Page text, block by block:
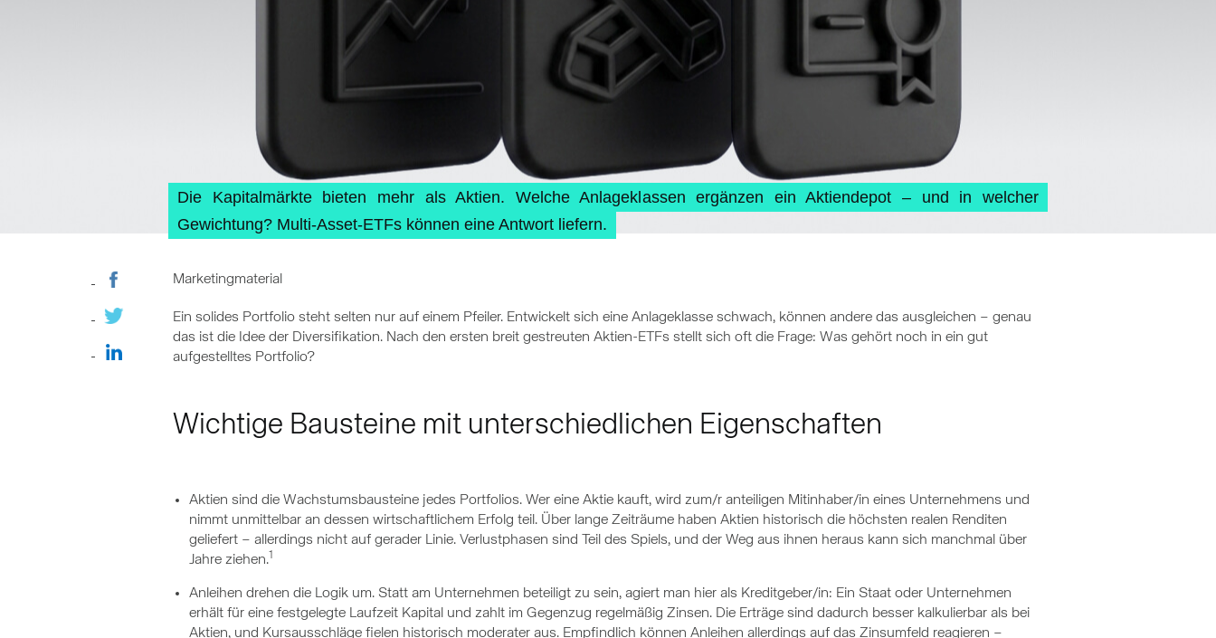
Die Kapitalmärkte bieten mehr als Aktien. Welche Anlageklassen ergänzen ein Aktiendepot – und in welcher
Gewichtung? Multi-Asset-ETFs können eine Antwort liefern.
Marketingmaterial
Ein solides Portfolio steht selten nur auf einem Pfeiler. Entwickelt sich eine Anlageklasse schwach, können andere das ausgleichen – genau
das ist die Idee der Diversifikation. Nach den ersten breit gestreuten Aktien-ETFs stellt sich oft die Frage: Was gehört noch in ein gut
aufgestelltes Portfolio?
Wichtige Bausteine mit unterschiedlichen Eigenschaften
Aktien sind die Wachstumsbausteine jedes Portfolios. Wer eine Aktie kauft, wird zum/r anteiligen Mitinhaber/in eines Unternehmens und
nimmt unmittelbar an dessen wirtschaftlichem Erfolg teil. Über lange Zeiträume haben Aktien historisch die höchsten realen Renditen
geliefert – allerdings nicht auf gerader Linie. Verlustphasen sind Teil des Spiels, und der Weg aus ihnen heraus kann sich manchmal über
Jahre ziehen.1
Anleihen drehen die Logik um. Statt am Unternehmen beteiligt zu sein, agiert man hier als Kreditgeber/in: Ein Staat oder Unternehmen
erhält für eine festgelegte Laufzeit Kapital und zahlt im Gegenzug regelmäßig Zinsen. Die Erträge sind dadurch besser kalkulierbar als bei
Aktien, und Kursausschläge fielen historisch moderater aus. Empfindlich können Anleihen allerdings auf das Zinsumfeld reagieren –